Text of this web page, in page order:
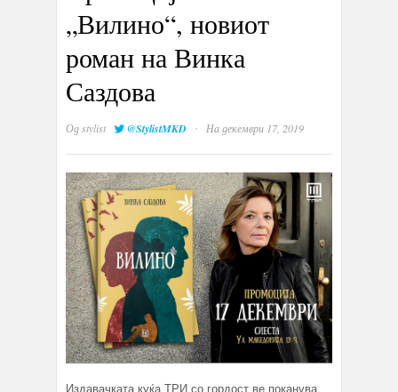
„Вилино“, новиот
роман на Винка
Саздова
Одstylist @StylistMKD · На декември 17, 2019
Издавачката куќа ТРИ со гордост ве поканува